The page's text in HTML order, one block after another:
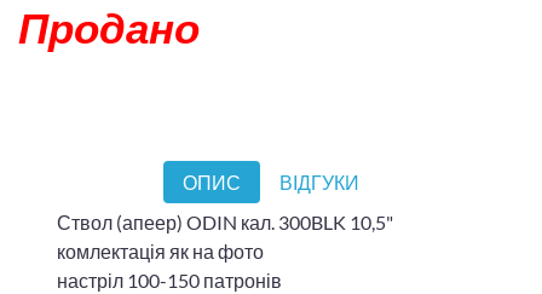
Продано
ОПИС
ВІДГУКИ
Ствол (апеер) ODIN кал. 300BLK 10,5"
комлектація як на фото
настріл 100-150 патронів